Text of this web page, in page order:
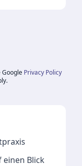
Google Privacy Policy
einen Blick